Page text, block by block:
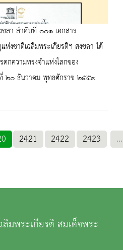
ขลา ลำดับที่ ๐๐๑ เอกสาร
งชาติเฉลิมพระเกียรติฯ สงขลา ได้
กความทรงจำแห่งโลกของ
๒๐ ธันวาคม พุทธศักราช ๒๕๕๙
2421 2422 2423 ...
มพระเกียรติ สมเด็จพระ